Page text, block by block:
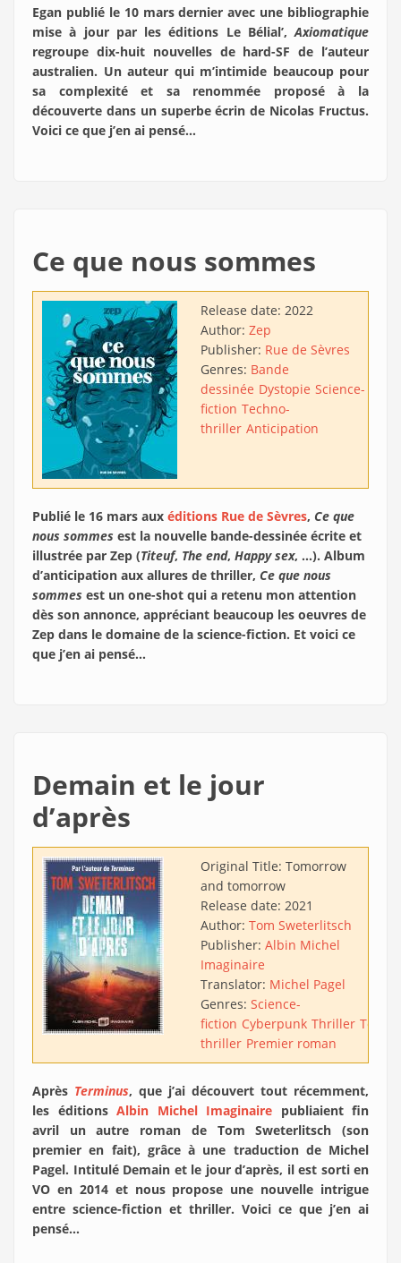
Egan publié le 10 mars dernier avec une bibliographie
mise à jour par les éditions Le Bélial’,Axiomatique
regroupe dix-huit nouvelles de hard-SF de l’auteur
australien. Un auteur qui m’intimide beaucoup pour
sa complexité et sa renommée proposé à la
découverte dans un superbe écrin de Nicolas Fructus.
Voici ce que j’en ai pensé…
Ce que nous sommes
Release date: 2022
Author: Zep
Publisher: Rue de Sèvres
Genres: Bande
dessinée Dystopie Science-
fiction Techno-
thriller Anticipation
Publié le 16 mars aux éditions Rue de Sèvres, Ce que
nous sommes est la nouvelle bande-dessinée écrite et
illustrée par Zep (Titeuf, The end, Happy sex, …). Album
d’anticipation aux allures de thriller, Ce que nous
sommes est un one-shot qui a retenu mon attention
dès son annonce, appréciant beaucoup les oeuvres de
Zep dans le domaine de la science-fiction. Et voici ce
que j’en ai pensé…
Demain et le jour
d’après
Original Title: Tomorrow
and tomorrow
Release date: 2021
Author: Tom Sweterlitsch
Publisher: Albin Michel
Imaginaire
Translator: Michel Pagel
Genres: Science-
fiction Cyberpunk Thriller
thriller Premier roman
Après Terminus, que j’ai découvert tout récemment,
les éditions Albin Michel Imaginaire publiaient fin
avril un autre roman de Tom Sweterlitsch (son
premier en fait), grâce à une traduction de Michel
Pagel. Intitulé Demain et le jour d’après, il est sorti en
VO en 2014 et nous propose une nouvelle intrigue
entre science-fiction et thriller. Voici ce que j’en ai
pensé…